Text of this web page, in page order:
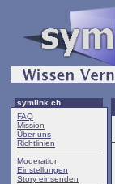
symlink.ch
FAQ
Mission
Über uns
Richtlinien
Moderation
Einstellungen
Story einsenden